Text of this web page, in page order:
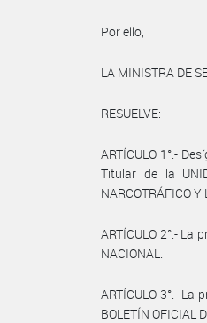
Por ello,
LA MINISTRA DE
RESUELVE:
ARTÍCULO 1°.-
Titular de la
NARCOTRÁFICO
ARTÍCULO 2°.- La
NACIONAL.
ARTÍCULO 3°.-
BOLETÍN OFICIAL